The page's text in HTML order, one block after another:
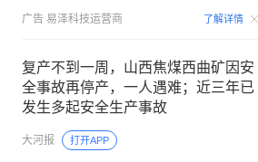
广告 易泽科技运营商 了解详情
复产不到一周，山西焦煤西曲矿因安
全事故再停产，一人遇难；近三年已
发生多起安全生产事故
大河报 打开APP